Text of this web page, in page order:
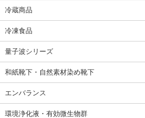
冷蔵商品
冷凍食品
量子波シリーズ
和紙靴下・自然素材染め靴下
エンバランス
環境浄化液・有効微生物群